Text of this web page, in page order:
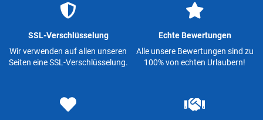
SSL-Verschlüsselung
Wir verwenden auf allen unseren
Seiten eine SSL-Verschlüsselung.
Echte Bewertungen
Alle unsere Bewertungen sind zu
100% von echten Urlaubern!